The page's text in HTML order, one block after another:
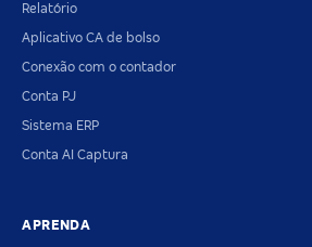
Relatório
Aplicativo CA de bolso
Conexão com o contador
Conta PJ
Sistema ERP
Conta AI Captura
APRENDA